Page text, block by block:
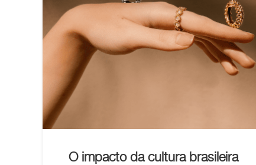
O impacto da cultura brasileira